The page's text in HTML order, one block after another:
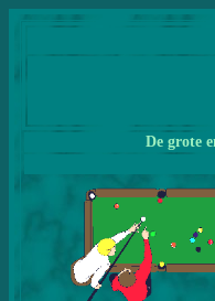
De grote